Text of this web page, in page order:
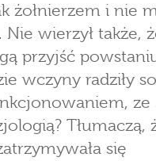
żołnierzem i nie
wierzył także,
przyjść
wczyny radziły
ze
Tłumaczą,
się